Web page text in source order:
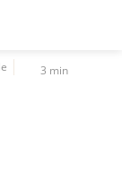
3 min